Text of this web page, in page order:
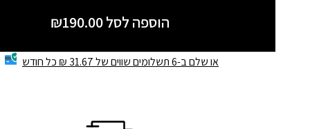
הוספה לסל ₪190.00
או שלם ב-6 תשלומים שווים של 31.67 ₪ כל חודש